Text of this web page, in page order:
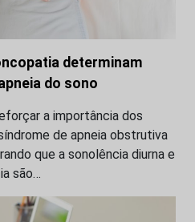
determinam
do sono
a importância dos
de apneia obstrutiva
que a sonolência diurna e
são…